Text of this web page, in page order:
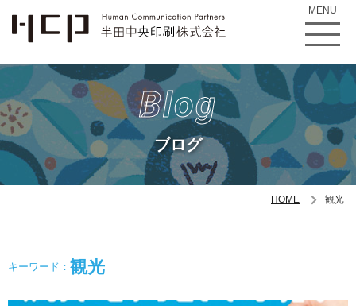
MENU
Blog
ブログ
HOME 観光
キーワード： 観光